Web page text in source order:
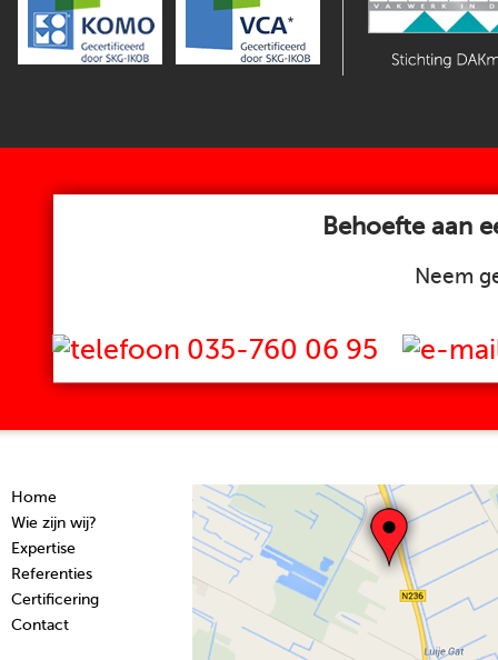
Behoefte aan
Neem
035-760 06 95
Home
Wie zijn wij?
Expertise
Referenties
Certificering
Contact